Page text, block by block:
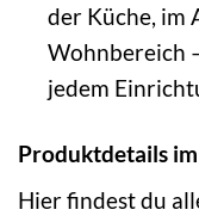
der Küche, im
Wohnbereich
jedem
Produktdetails
Hier findest du